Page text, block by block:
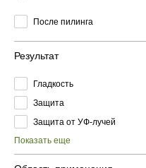
После пилинга
Результат
Гладкость
Защита
Защита от УФ-лучей
Показать еще